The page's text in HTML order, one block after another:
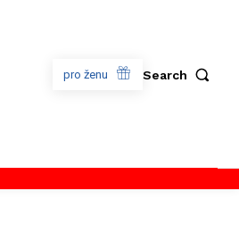
pro ženu Search